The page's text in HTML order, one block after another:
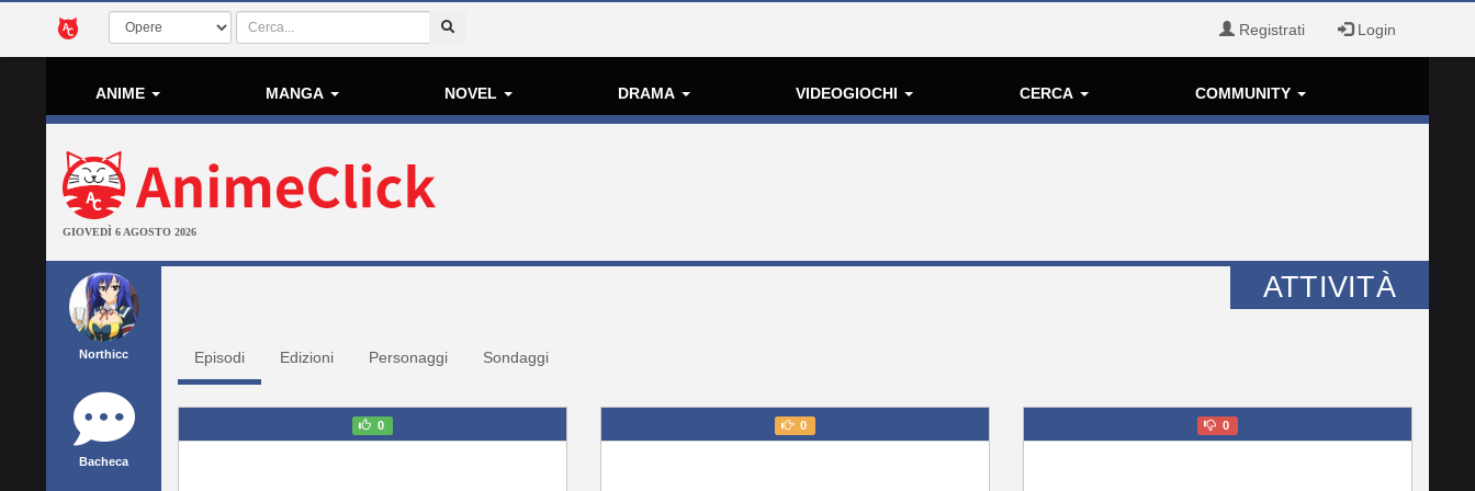
Registrati Login
ANIME MANGA NOVEL DRAMA VIDEOGIOCHI CERCA COMMUNITY
GIOVEDÌ 6 AGOSTO 2026
Northicc
Bacheca
ATTIVITÀ
Episodi Edizioni Personaggi Sondaggi
0 0 0